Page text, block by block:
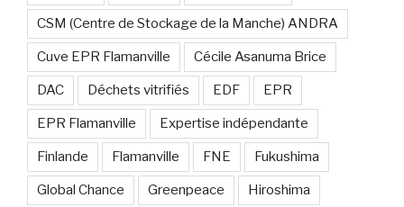
CSM (Centre de Stockage de la Manche) ANDRA
Cuve EPR Flamanville Cécile Asanuma Brice
DAC Déchets vitrifiés EDF EPR
EPR Flamanville Expertise indépendante
Finlande Flamanville FNE Fukushima
Global Chance Greenpeace Hiroshima